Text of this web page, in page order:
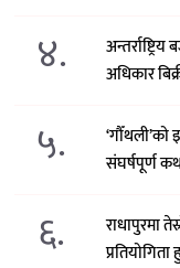
४.
अधिकार
५.
‘गौँथली’को
संघर्षपूर्ण
६.
राधापुरमा
प्रतियोगिता